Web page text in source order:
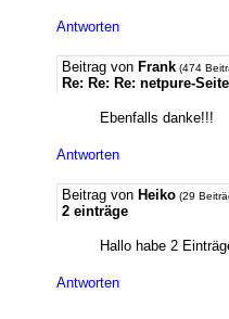
Antworten
Beitrag von Frank (474
Re: Re: Re: netpure-
Ebenfalls danke!!!
Antworten
Beitrag von Heiko (29
2 einträge
Hallo habe 2
Antworten